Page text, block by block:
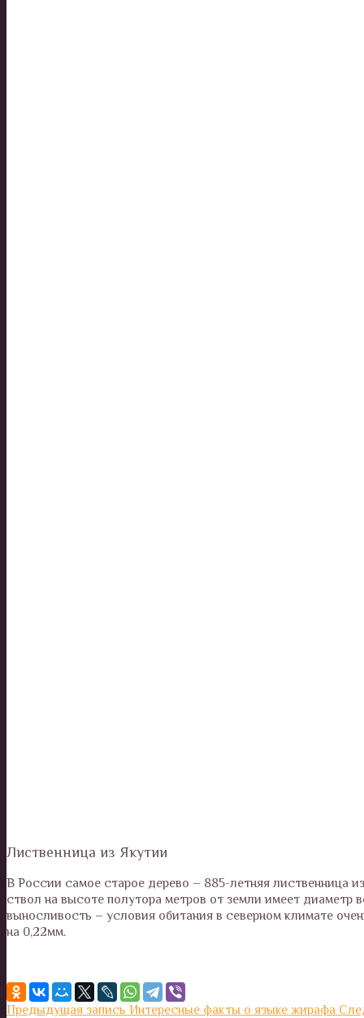
Лиственница из Якутии
В России самое старое дерево – 885-летняя лиственница
ствол на высоте полутора метров от земли имеет
выносливость – условия обитания в северном климате
на 0,22мм.
Предыдущая запись Интересные факты о языке жирафа